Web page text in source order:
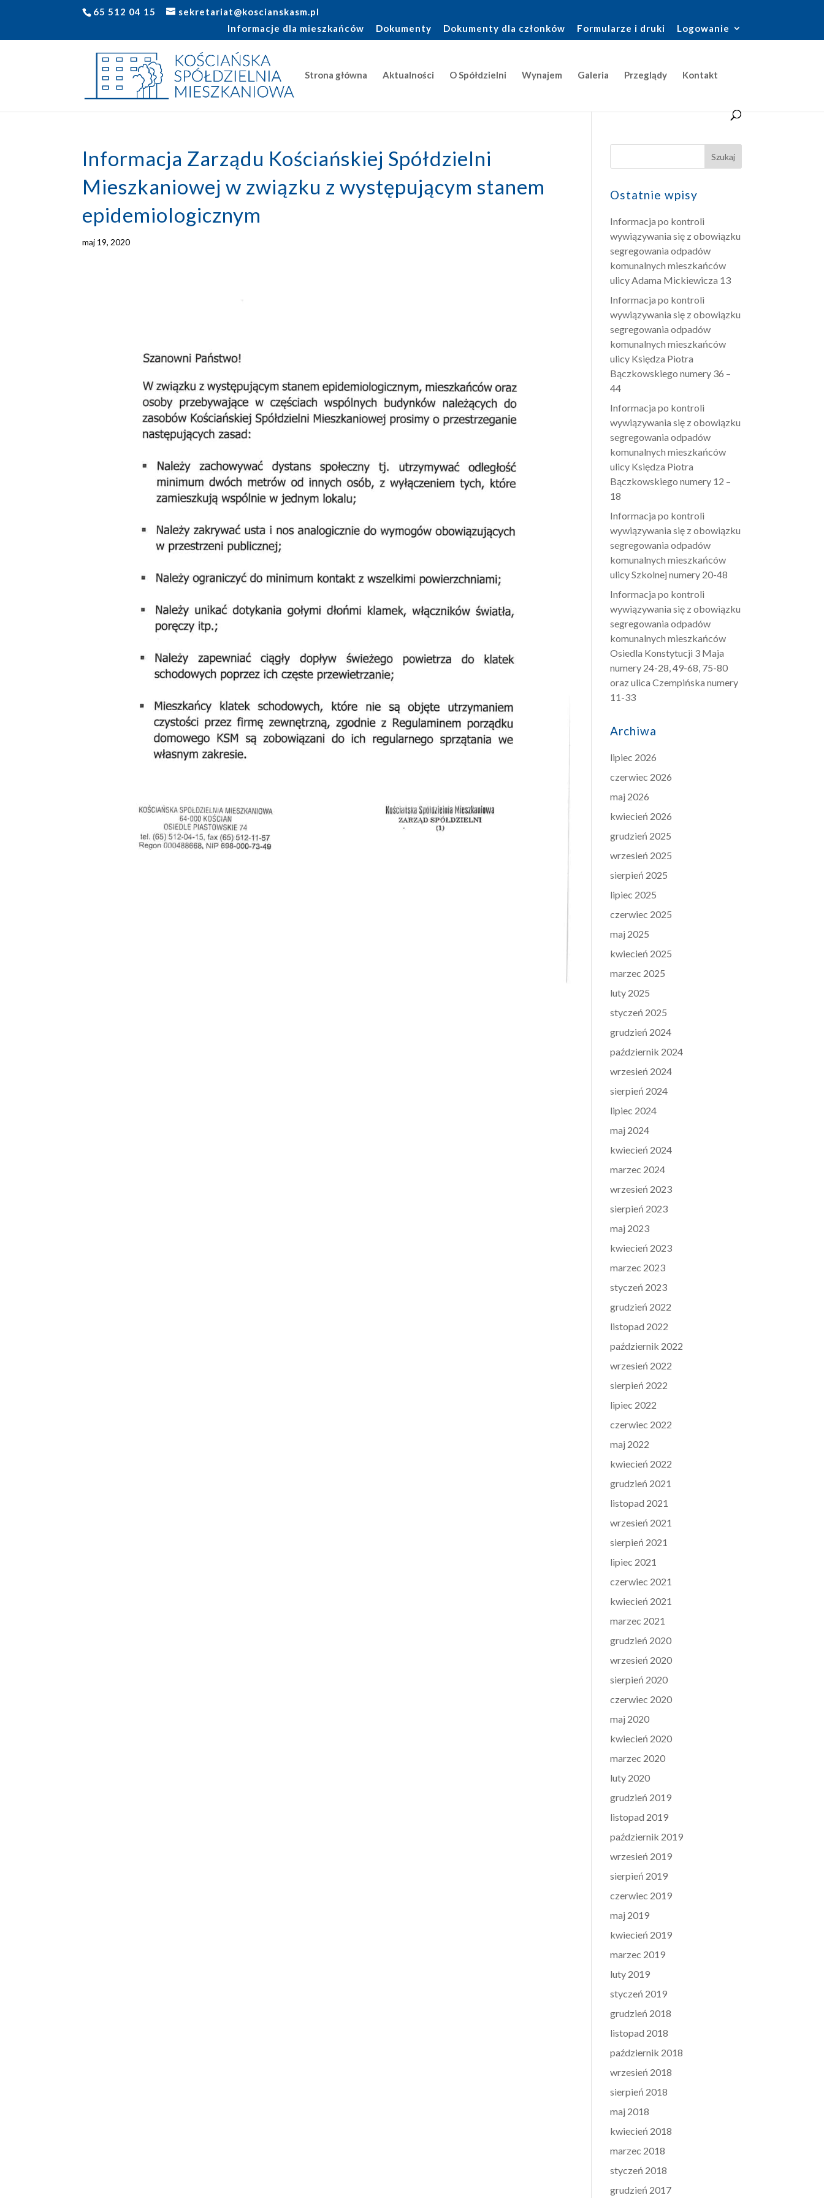
65 512 04 15
sekretariat@koscianskasm.pl
Informacje dla mieszkańców
Dokumenty Dokumenty dla członków Formularze i druki Logowanie
Strona główna Aktualności O Spółdzielni Wynajem Galeria Przeglądy Kontakt
Informacja Zarządu Kościańskiej Spółdzielni
Mieszkaniowej w związku z występującym stanem
epidemiologicznym
maj 19, 2020
Ostatnie wpisy
Informacja po kontroli
wywiązywania się z obowiązku
segregowania odpadów
komunalnych mieszkańców
ulicy Adama Mickiewicza 13
Informacja po kontroli
wywiązywania się z obowiązku
segregowania odpadów
komunalnych mieszkańców
ulicy Księdza Piotra
Bączkowskiego numery 36 –
44
Informacja po kontroli
wywiązywania się z obowiązku
segregowania odpadów
komunalnych mieszkańców
ulicy Księdza Piotra
Bączkowskiego numery 12 –
18
Informacja po kontroli
wywiązywania się z obowiązku
segregowania odpadów
komunalnych mieszkańców
ulicy Szkolnej numery 20-48
Informacja po kontroli
wywiązywania się z obowiązku
segregowania odpadów
komunalnych mieszkańców
Osiedla Konstytucji 3 Maja
numery 24-28, 49-68, 75-80
oraz ulica Czempińska numery
11-33
Archiwa
lipiec 2026
czerwiec 2026
maj 2026
kwiecień 2026
grudzień 2025
wrzesień 2025
sierpień 2025
lipiec 2025
czerwiec 2025
maj 2025
kwiecień 2025
marzec 2025
luty 2025
styczeń 2025
grudzień 2024
październik 2024
wrzesień 2024
sierpień 2024
lipiec 2024
maj 2024
kwiecień 2024
marzec 2024
wrzesień 2023
sierpień 2023
maj 2023
kwiecień 2023
marzec 2023
styczeń 2023
grudzień 2022
listopad 2022
październik 2022
wrzesień 2022
sierpień 2022
lipiec 2022
czerwiec 2022
maj 2022
kwiecień 2022
grudzień 2021
listopad 2021
wrzesień 2021
sierpień 2021
lipiec 2021
czerwiec 2021
kwiecień 2021
marzec 2021
grudzień 2020
wrzesień 2020
sierpień 2020
czerwiec 2020
maj 2020
kwiecień 2020
marzec 2020
luty 2020
grudzień 2019
listopad 2019
październik 2019
wrzesień 2019
sierpień 2019
czerwiec 2019
maj 2019
kwiecień 2019
marzec 2019
luty 2019
styczeń 2019
grudzień 2018
listopad 2018
październik 2018
wrzesień 2018
sierpień 2018
maj 2018
kwiecień 2018
marzec 2018
styczeń 2018
grudzień 2017